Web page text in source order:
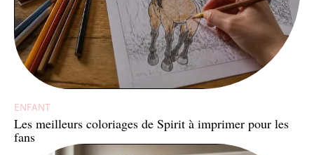
ENFANT
Les meilleurs coloriages de Spirit à imprimer pour les
fans